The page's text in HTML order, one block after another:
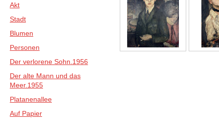
Akt
Stadt
Blumen
Personen
Der verlorene Sohn.1956
Der alte Mann und das
Meer.1955
Platanenallee
Auf Papier